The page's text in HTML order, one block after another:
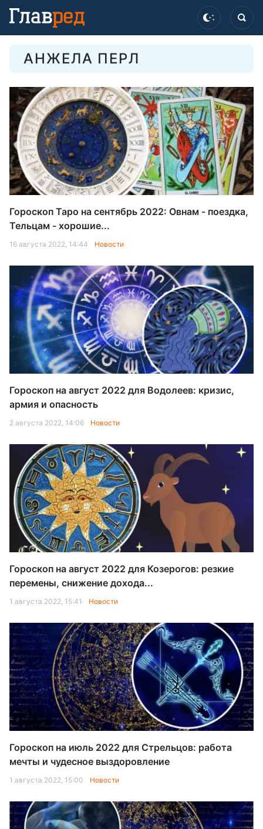
АНЖЕЛА ПЕРЛ
Гороскоп Таро на сентябрь 2022: Овнам - поездка,
Тельцам - хорошие...
16 августа 2022, 14:44 Новости
Гороскоп на август 2022 для Водолеев: кризис,
армия и опасность
2 августа 2022, 14:06 Новости
Гороскоп на август 2022 для Козерогов: резкие
перемены, снижение дохода...
1 августа 2022, 15:41 Новости
Гороскоп на июль 2022 для Стрельцов: работа
мечты и чудесное выздоровление
1 августа 2022, 15:00 Новости